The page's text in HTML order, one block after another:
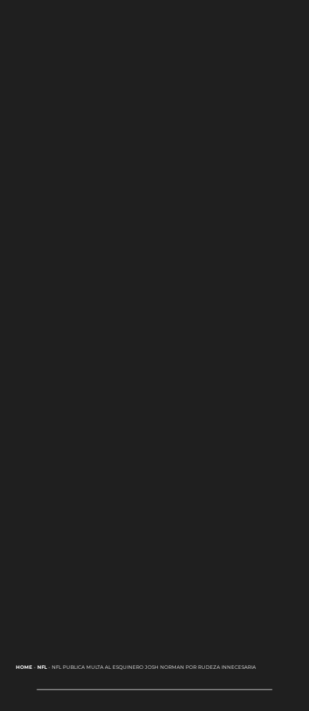
HOME- NFL- NFL PUBLICA MULTA AL ESQUINERO JOSH NORMAN POR RUDEZA INNECESARIA